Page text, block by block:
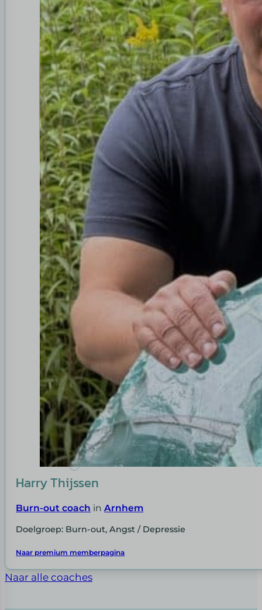
Harry Thijssen
Burn-out coach inArnhem
Doelgroep: Burn-out, Angst / Depressie
Naar premium memberpagina
Naar alle coaches